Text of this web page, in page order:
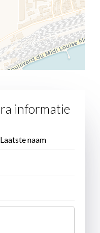
informatie